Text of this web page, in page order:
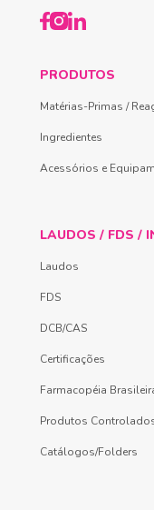
PRODUTOS
Matérias-Primas /
Ingredientes
Acessórios e
LAUDOS / FDS /
Laudos
FDS
DCB/CAS
Certificações
Farmacopéia
Produtos
Catálogos/Folders